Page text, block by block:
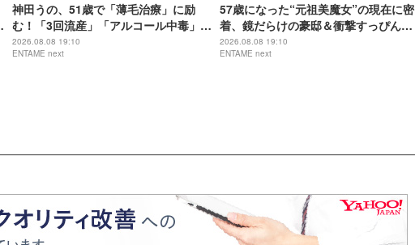
神田うの、51歳で「薄毛治療」に励
む！「3回流産」「アルコール中毒」自
身の過去を赤裸々告白
2026.08.08 19:10
ENTAME next
57歳になった“元祖美魔女”の現在に密
着、鏡だらけの豪邸＆衝撃すっぴん姿
を披露
2026.08.08 19:10
ENTAME next